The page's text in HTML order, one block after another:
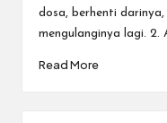
dosa, berhenti
mengulanginya lagi.
Read More